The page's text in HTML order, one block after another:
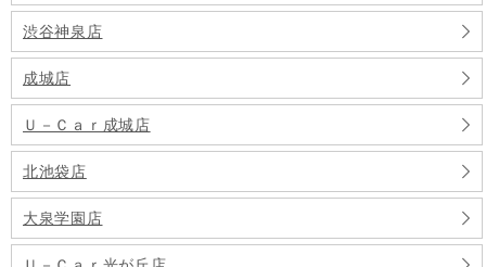
渋谷神泉店
成城店
Ｕ－Ｃａｒ成城店
北池袋店
大泉学園店